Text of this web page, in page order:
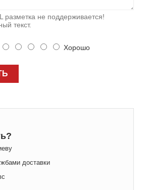
разметка не поддерживается!
текст.
Хорошо
доставки